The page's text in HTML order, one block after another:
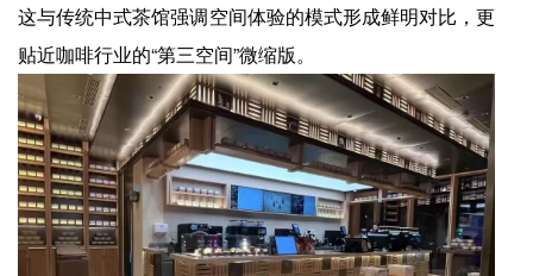
这与传统中式茶馆强调空间体验的模式形成鲜明对比，更
贴近咖啡行业的“第三空间”微缩版。